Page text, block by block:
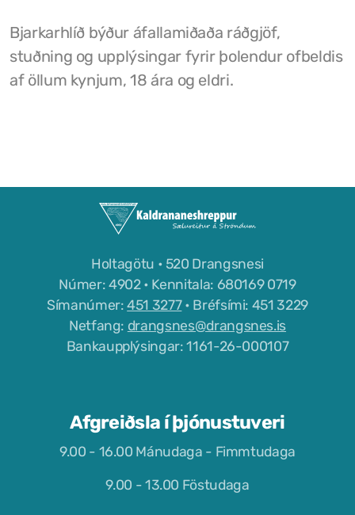
Bjarkarhlíð býður áfallamiðaða ráðgjöf,
stuðning og upplýsingar fyrir þolendur ofbeldis
af öllum kynjum, 18 ára og eldri.
Holtagötu • 520 Drangsnesi
Númer: 4902 • Kennitala: 680169 0719
Símanúmer:451 3277• Bréfsími: 451 3229
Netfang: drangsnes@drangsnes.is
Bankaupplýsingar: 1161-26-000107
Afgreiðsla í þjónustuveri
9.00 - 16.00 Mánudaga - Fimmtudaga
9.00 - 13.00 Föstudaga
Gönguleiðir í Kaldrananeshreppi
Hafnir í Kaldrananeshreppi
Sundlaugin á Drangsnesi
Gvendarlaug hins góða
Líkamsræktarstöð Drangsness
Samkomuhúsið Baldur